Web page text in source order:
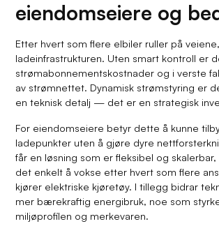
eiendomseiere og
Etter hvert som flere elbiler ruller på
ladeinfrastrukturen. Uten smart kontroll er
strømabonnementskostnader og i verste
av strømnettet. Dynamisk strømstyring er
en teknisk detalj — det er en strategisk
For eiendomseiere betyr dette å kunne
ladepunkter uten å gjøre dyre
får en løsning som er fleksibel og
det enkelt å vokse etter hvert som flere
kjører elektriske kjøretøy. I tillegg bidrar
mer bærekraftig energibruk, noe som
miljøprofilen og merkevaren.